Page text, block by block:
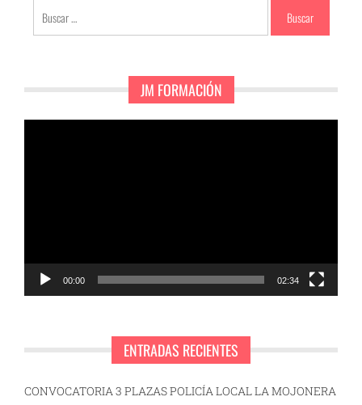
Buscar:
JM FORMACIÓN
00:00 02:34
ENTRADAS RECIENTES
CONVOCATORIA 3 PLAZAS POLICÍA LOCAL LA MOJONERA